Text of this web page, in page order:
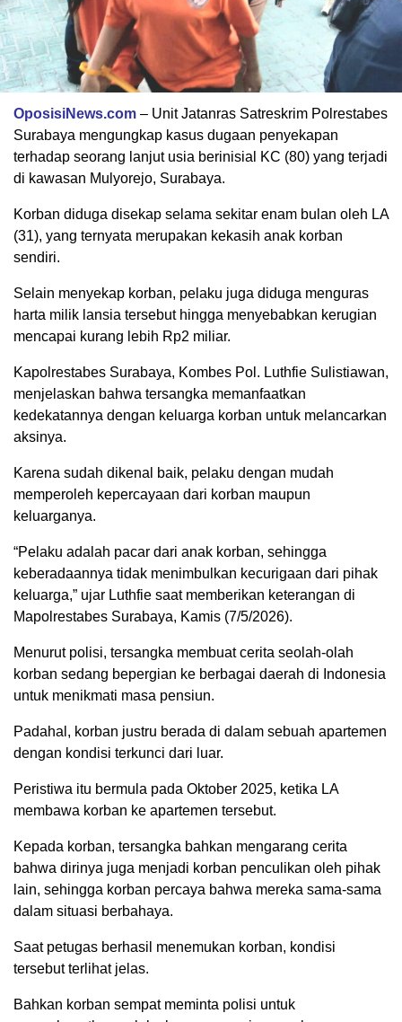
OposisiNews.com – Unit Jatanras Satreskrim Polrestabes
Surabaya mengungkap kasus dugaan penyekapan
terhadap seorang lanjut usia berinisial KC (80) yang terjadi
di kawasan Mulyorejo, Surabaya.
Korban diduga disekap selama sekitar enam bulan oleh LA
(31), yang ternyata merupakan kekasih anak korban
sendiri.
Selain menyekap korban, pelaku juga diduga menguras
harta milik lansia tersebut hingga menyebabkan kerugian
mencapai kurang lebih Rp2 miliar.
Kapolrestabes Surabaya, Kombes Pol. Luthfie Sulistiawan,
menjelaskan bahwa tersangka memanfaatkan
kedekatannya dengan keluarga korban untuk melancarkan
aksinya.
Karena sudah dikenal baik, pelaku dengan mudah
memperoleh kepercayaan dari korban maupun
keluarganya.
“Pelaku adalah pacar dari anak korban, sehingga
keberadaannya tidak menimbulkan kecurigaan dari pihak
keluarga,” ujar Luthfie saat memberikan keterangan di
Mapolrestabes Surabaya, Kamis (7/5/2026).
Menurut polisi, tersangka membuat cerita seolah-olah
korban sedang bepergian ke berbagai daerah di Indonesia
untuk menikmati masa pensiun.
Padahal, korban justru berada di dalam sebuah apartemen
dengan kondisi terkunci dari luar.
Peristiwa itu bermula pada Oktober 2025, ketika LA
membawa korban ke apartemen tersebut.
Kepada korban, tersangka bahkan mengarang cerita
bahwa dirinya juga menjadi korban penculikan oleh pihak
lain, sehingga korban percaya bahwa mereka sama-sama
dalam situasi berbahaya.
Saat petugas berhasil menemukan korban, kondisi
tersebut terlihat jelas.
Bahkan korban sempat meminta polisi untuk